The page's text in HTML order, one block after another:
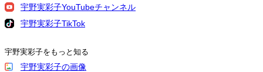
宇野実彩子YouTubeチャンネル
宇野実彩子TikTok
宇野実彩子をもっと知る
宇野実彩子の画像